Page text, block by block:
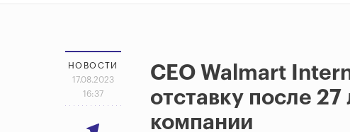
НОВОСТИ
17.08.2023
16:37
CEO Walmart
отставку после
компании